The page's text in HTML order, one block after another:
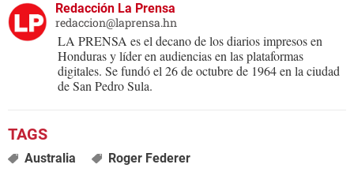
Redacción La Prensa
redaccion@laprensa.hn
LA PRENSA es el decano de los diarios impresos en
Honduras y líder en audiencias en las plataformas
digitales. Se fundó el 26 de octubre de 1964 en la ciudad
de San Pedro Sula.
Australia Roger Federer